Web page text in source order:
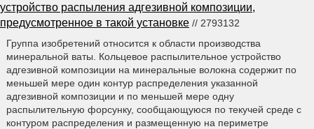
устройство распыления адгезивной композиции,
предусмотренное в такой установке // 2793132
Группа изобретений относится к области производства
минеральной ваты. Кольцевое распылительное устройство
адгезивной композиции на минеральные волокна содержит по
меньшей мере один контур распределения указанной
адгезивной композиции и по меньшей мере одну
распылительную форсунку, сообщающуюся по текучей среде с
контуром распределения и размещенную на периметре